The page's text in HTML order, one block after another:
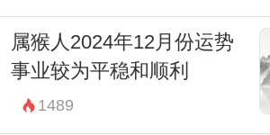
属猴人2024年12月份运势
事业较为平稳和顺利
1489